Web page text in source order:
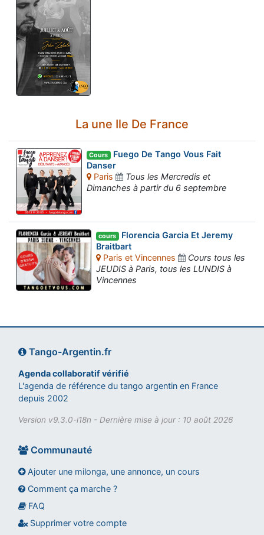
La une Ile De France
Cours Fuego De Tango Vous Fait
Danser
Paris
Tous les Mercredis et
Dimanches à partir du 6 septembre
cours Florencia Garcia Et Jeremy
Braitbart
Paris et Vincennes
Cours tous les
JEUDIS à Paris, tous les LUNDIS à
Vincennes
Tango-Argentin.fr
Agenda collaboratif vérifié
L'agenda de référence du tango argentin en France
depuis 2002
Version v9.3.0-i18n - Dernière mise à jour : 10 août 2026
Communauté
Ajouter une milonga, une annonce, un cours
Comment ça marche ?
FAQ
Supprimer votre compte
Assistant tango-argentin.fr
Questions sur les milongas, cours et stages